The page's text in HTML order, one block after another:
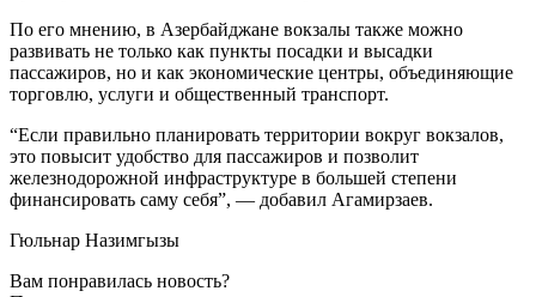
По его мнению, в Азербайджане вокзалы также можно
развивать не только как пункты посадки и высадки
пассажиров, но и как экономические центры, объединяющие
торговлю, услуги и общественный транспорт.
“Если правильно планировать территории вокруг вокзалов,
это повысит удобство для пассажиров и позволит
железнодорожной инфраструктуре в большей степени
финансировать саму себя”, — добавил Агамирзаев.
Гюльнар Назимгызы
Вам понравилась новость?